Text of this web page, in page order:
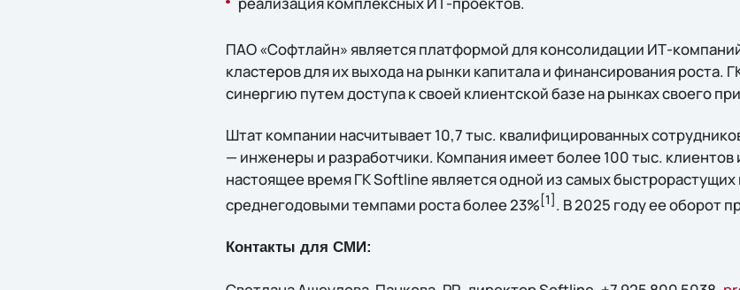
ПАО «Софтлайн» является платформой для консолидации ИТ-
кластеров для их выхода на рынки капитала и финансирования роста.
синергию путем доступа к своей клиентской базе на рынках своего
Штат компании насчитывает 10,7 тыс. квалифицированных
— инженеры и разработчики. Компания имеет более 100 тыс. клиентов
настоящее время ГК Softline является одной из самых быстрорастущих
среднегодовыми темпами роста более 23% [1] . В 2025 году ее оборот
Контакты для СМИ: